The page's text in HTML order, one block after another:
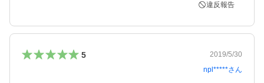
違反報告
5
2019/5/30
npl*****さん